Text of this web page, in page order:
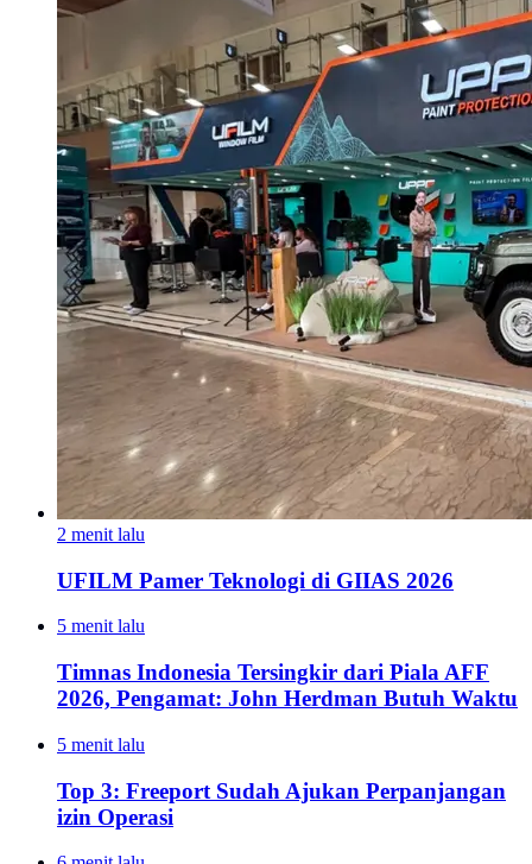
2 menit lalu
UFILM Pamer Teknologi di GIIAS 2026
5 menit lalu
Timnas Indonesia Tersingkir dari Piala AFF
2026, Pengamat: John Herdman Butuh Waktu
5 menit lalu
Top 3: Freeport Sudah Ajukan Perpanjangan
izin Operasi